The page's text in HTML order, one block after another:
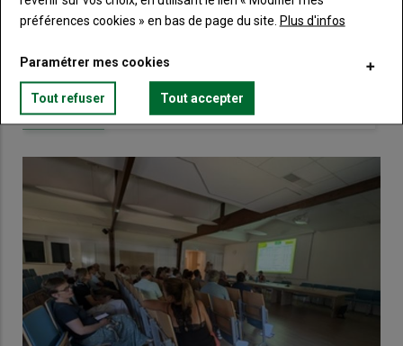
VOUS AIMEREZ AUSSI
préférences cookies » en bas de page du site. Plus d'infos
Paramétrer mes cookies
Tout refuser Tout accepter